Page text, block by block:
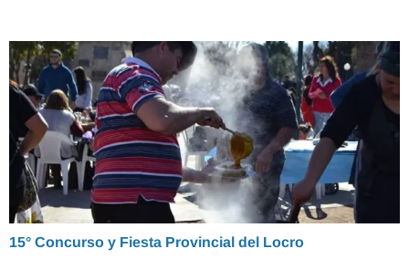
15° Concurso y Fiesta Provincial del Locro